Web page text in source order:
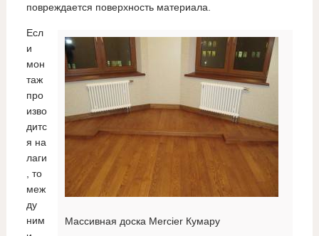
повреждается поверхность материала.
Массивная доска Mercier Кумару
Есл
и
мон
таж
про
изво
дитс
я на
лаги
, то
меж
ду
ним